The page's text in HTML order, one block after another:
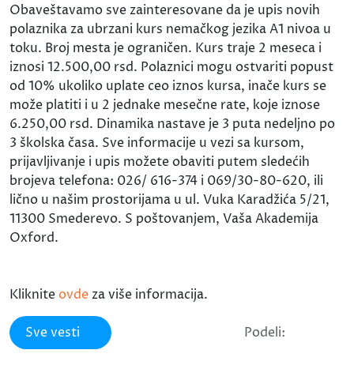
Obaveštavamo sve zainteresovane da je upis novih
polaznika za ubrzani kurs nemačkog jezika A1 nivoa u
toku. Broj mesta je ograničen. Kurs traje 2 meseca i
iznosi 12.500,00 rsd. Polaznici mogu ostvariti popust
od 10% ukoliko uplate ceo iznos kursa, inače kurs se
može platiti i u 2 jednake mesečne rate, koje iznose
6.250,00 rsd. Dinamika nastave je 3 puta nedeljno po
3 školska časa. Sve informacije u vezi sa kursom,
prijavljivanje i upis možete obaviti putem sledećih
brojeva telefona: 026/ 616-374 i 069/30-80-620, ili
lično u našim prostorijama u ul. Vuka Karadžića 5/21,
11300 Smederevo. S poštovanjem, Vaša Akademija
Oxford.
Kliknite ovde za više informacija.
Sve vesti Podeli: